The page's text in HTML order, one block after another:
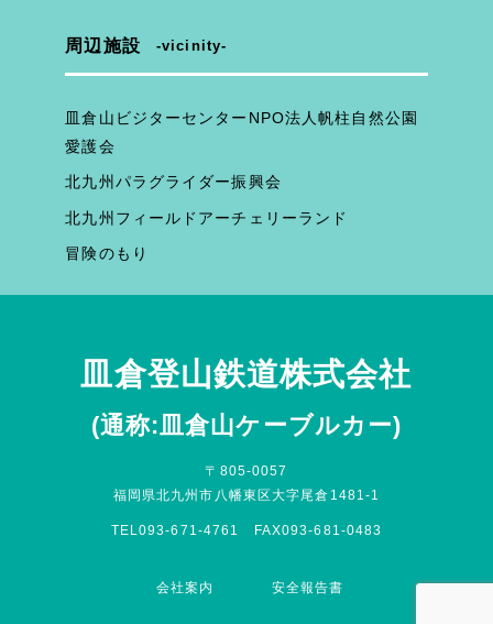
周辺施設 vicinity
皿倉山ビジターセンターNPO法人帆柱自然公園
愛護会
北九州パラグライダー振興会
北九州フィールドアーチェリーランド
冒険のもり
皿倉登山鉄道株式会社
(通称:皿倉山ケーブルカー)
〒805-0057
福岡県北九州市八幡東区大字尾倉1481-1
TEL093-671-4761 FAX093-681-0483
会社案内 安全報告書